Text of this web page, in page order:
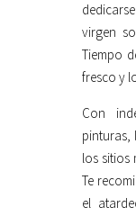
virgen
Tiempo
fresco y
Con
pinturas,
los sitios
Te
el